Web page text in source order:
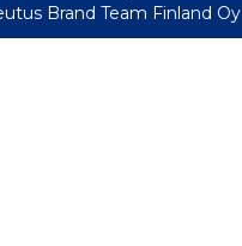
Brand Team Finland Oy